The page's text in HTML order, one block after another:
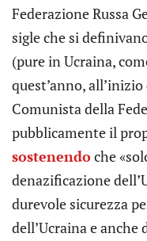
Federazione Russa
sigle che si
(pure in Ucraina,
quest’anno,
Comunista della
pubblicamente il
sostenendoche
denazificazione
durevole sicurezza
dell’Ucraina e anche